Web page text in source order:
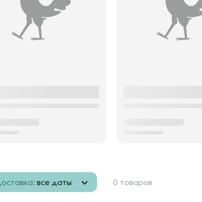
все даты 0 товаров